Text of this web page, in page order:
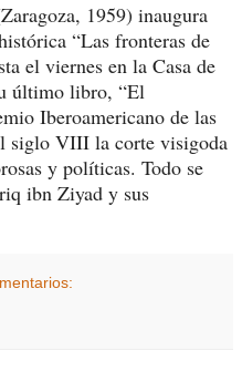
1959) inaugura
“Las fronteras de
el viernes en la Casa de
último libro, “El
Iberoamericano de las
siglo VIII la corte visigoda
y políticas. Todo se
ibn Ziyad y sus